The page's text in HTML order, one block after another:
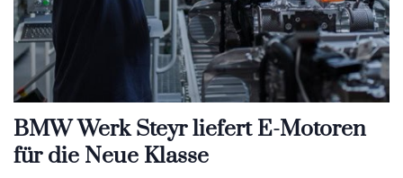
BMW Werk Steyr liefert E-Motoren
für die Neue Klasse